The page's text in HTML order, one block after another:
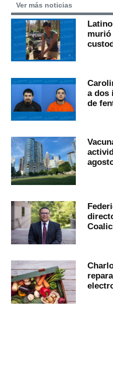
Ver más noticias
murió
a dos
de